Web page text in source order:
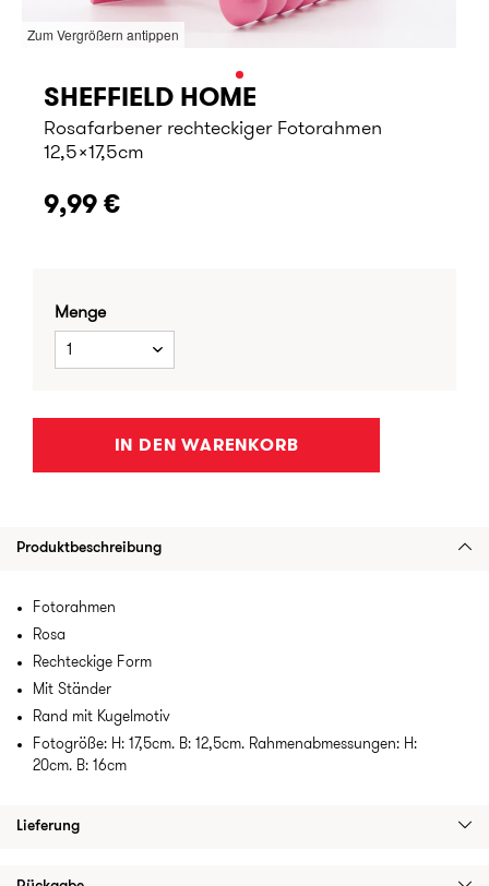
Zum Vergrößern antippen
SHEFFIELD HOME
Rosafarbener rechteckiger Fotorahmen
12,5x17,5cm
9,99 €
Menge
1
IN DEN WARENKORB
Produktbeschreibung
Fotorahmen
Rosa
Rechteckige Form
Mit Ständer
Rand mit Kugelmotiv
Fotogröße: H: 17,5cm. B: 12,5cm. Rahmenabmessungen: H:
20cm. B: 16cm
Lieferung